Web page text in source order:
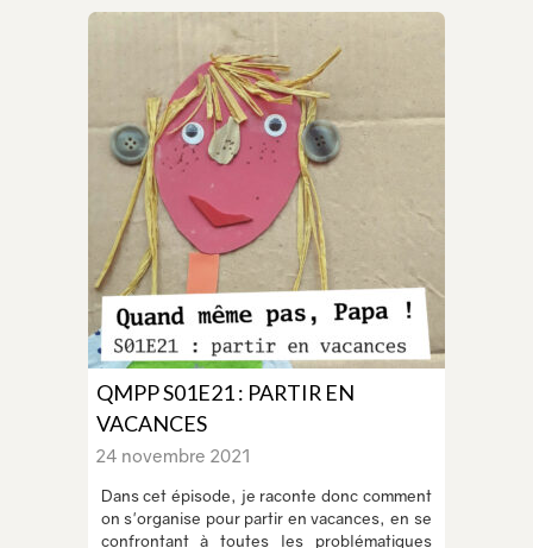
QMPP S01E21 : PARTIR EN
VACANCES
24 novembre 2021
Dans cet épisode, je raconte donc comment
on s'organise pour partir en vacances, en se
confrontant à toutes les problématiques